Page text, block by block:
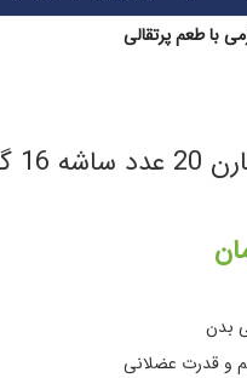
پرتقالی
بدن
و قدرت عضلانی